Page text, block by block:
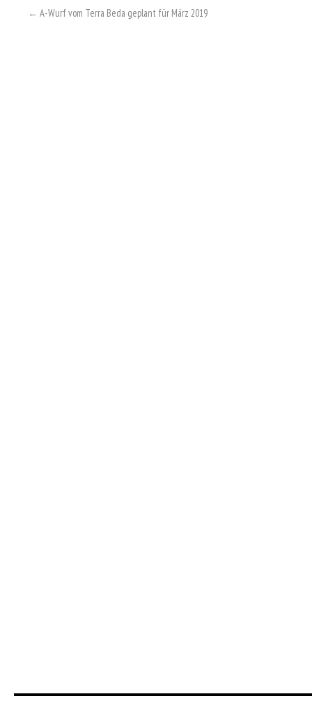
← A-Wurf vom Terra Beda geplant für März 2019